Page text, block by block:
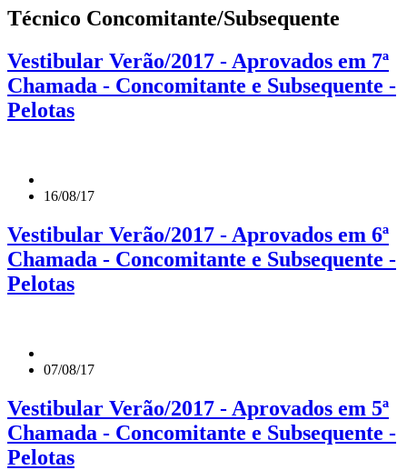
Técnico Concomitante/Subsequente
Vestibular Verão/2017 - Aprovados em 7ª
Chamada - Concomitante e Subsequente -
Pelotas
16/08/17
Vestibular Verão/2017 - Aprovados em 6ª
Chamada - Concomitante e Subsequente -
Pelotas
07/08/17
Vestibular Verão/2017 - Aprovados em 5ª
Chamada - Concomitante e Subsequente -
Pelotas